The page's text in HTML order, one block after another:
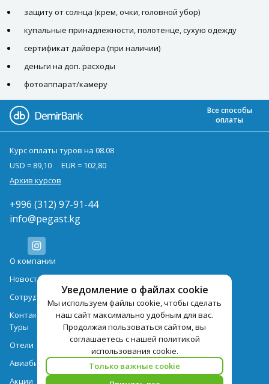
защиту от солнца (крем, очки, головной убор)
купальные принадлежности, полотенце, сухую одежду
сертификат дайвера (при наличии)
деньги на доп. расходы
фотоаппарат/камеру
Уведомление о файлах cookie
Мы используем файлы cookie, чтобы сделать
наш сайт максимально удобным для вас.
Продолжая пользоваться сайтом, вы
соглашаетесь с нашей политикой
использования cookie.
Только важные cookie
Все способы
оплаты
Курс оплаты туров на 08.08
USD = 89,10
EUR = 102,80
Архив курсов
+996 (312) 97-91-44
info@pegast.kg
О компании
Новости
Сотрудничество
Контактная информация
Туры
Отели
Авиабилеты
Акции